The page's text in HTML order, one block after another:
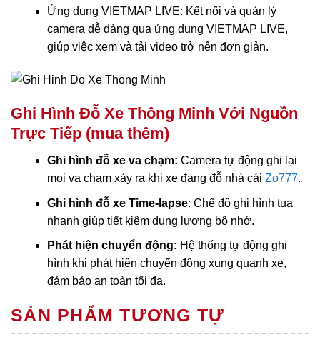
Ứng dụng VIETMAP LIVE: Kết nối và quản lý
camera dễ dàng qua ứng dụng VIETMAP LIVE,
giúp việc xem và tải video trở nên đơn giản.
Ghi Hình Đỗ Xe Thông Minh Với Nguồn
Trực Tiếp (mua thêm)
Ghi hình đỗ xe va chạm: Camera tự động ghi lại
mọi va chạm xảy ra khi xe đang đỗ nhà cái Zo777.
Ghi hình đỗ xe Time-lapse: Chế độ ghi hình tua
nhanh giúp tiết kiệm dung lượng bộ nhớ.
Phát hiện chuyển động: Hệ thống tự động ghi
hình khi phát hiện chuyển động xung quanh xe,
đảm bảo an toàn tối đa.
SẢN PHẨM TƯƠNG TỰ